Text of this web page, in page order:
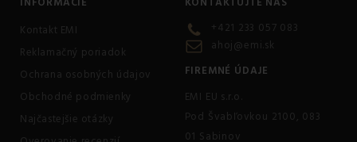
Kontakt EMI
Reklamačný poriadok
Ochrana osobných údajov
Obchodné podmienky
Najčastejšie otázky
+421 233 057 083
ahoj@emi.sk
FIREMNÉ ÚDAJE
EMI EU s.r.o.
Pod Švabľovkou 2100, 083
01 Sabinov